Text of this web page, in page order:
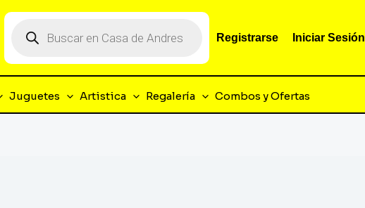
productos
Registrarse Iniciar Sesión
Juguetes Artistica Regalería Combos y Ofertas